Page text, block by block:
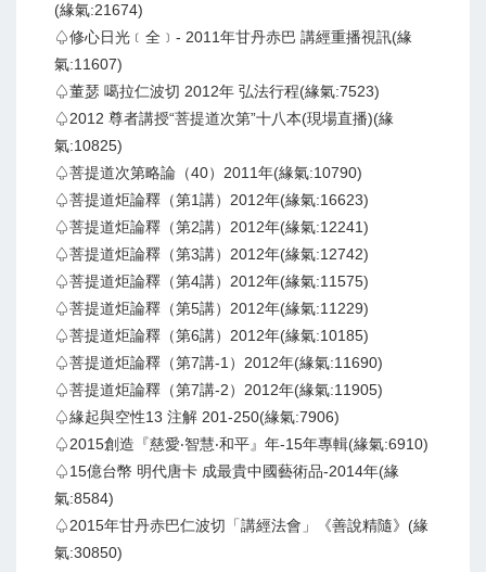
(緣氣:21674)
♤修心日光﹝全﹞- 2011年甘丹赤巴 講經重播視訊(緣
氣:11607)
♤董瑟 噶拉仁波切 2012年 弘法行程(緣氣:7523)
♤2012 尊者講授“菩提道次第”十八本(現場直播)(緣
氣:10825)
♤菩提道次第略論（40）2011年(緣氣:10790)
♤菩提道炬論釋（第1講）2012年(緣氣:16623)
♤菩提道炬論釋（第2講）2012年(緣氣:12241)
♤菩提道炬論釋（第3講）2012年(緣氣:12742)
♤菩提道炬論釋（第4講）2012年(緣氣:11575)
♤菩提道炬論釋（第5講）2012年(緣氣:11229)
♤菩提道炬論釋（第6講）2012年(緣氣:10185)
♤菩提道炬論釋（第7講-1）2012年(緣氣:11690)
♤菩提道炬論釋（第7講-2）2012年(緣氣:11905)
♤緣起與空性13 注解 201-250(緣氣:7906)
♤2015創造『慈愛‧智慧‧和平』年-15年專輯(緣氣:6910)
♤15億台幣 明代唐卡 成最貴中國藝術品-2014年(緣
氣:8584)
♤2015年甘丹赤巴仁波切「講經法會」《善說精隨》(緣
氣:30850)